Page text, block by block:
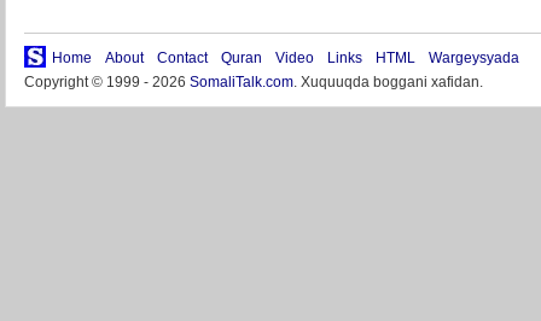
Home About Contact Quran Video Links HTML
Wargeysyada
Copyright © 1999 - 2026 SomaliTalk.com. Xuquuqda boggani xafidan.